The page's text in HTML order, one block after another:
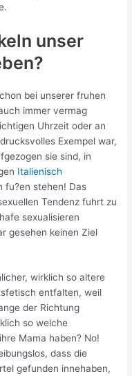
unser
bei unserer fruhen
immer vermag
Uhrzeit oder an
Exempel war,
sie sind, in
Italienisch
fu?en stehen! Das
Tendenz fuhrt zu
sexualisieren
gesehen keinen Ziel
wirklich so altere
entfalten, weil
der Richtung
so welche
Mama haben? No!
dass die
gefunden innehaben,